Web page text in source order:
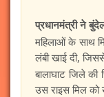
प्रधानमंत्री ने
महिलाओं के साथ
लंबी खाई दी,
बालाघाट जिले
उस राइस मिल को